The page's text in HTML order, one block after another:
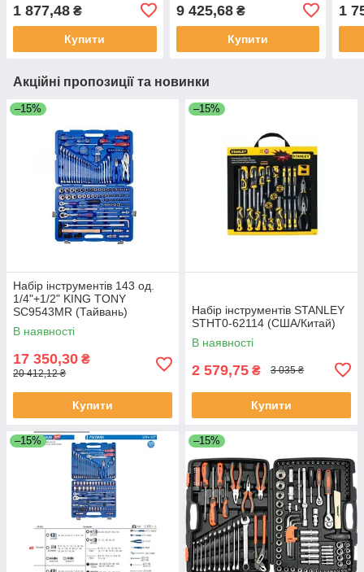
1 877,48 ₴
Купити
(Тайвань)
9 425,68₴
Купити
1
Акційні пропозиції та новинки
–15%
Набір інструментів 143 од.
1/4"+1/2" KING TONY
SC9543MR (Тайвань)
В наявності
17 350,30 ₴
20 412,12 ₴
Купити
–15%
Набір інструментів STANLEY
STHT0-62114 (США/Китай)
В наявності
2 579,75 ₴ 3 035 ₴
Купити
–15% –15%